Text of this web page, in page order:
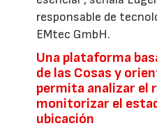
responsable de
EMtec GmbH.
Una plataforma
de las Cosas y
permita analizar el
monitorizar el
ubicación